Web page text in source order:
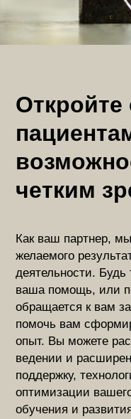
четким
Как ваш партнер,
желаемого
деятельности. Будь
ваша помощь, или
обращается к вам
помочь вам
опыт. Вы можете
ведении и
поддержку,
оптимизации
обучения и